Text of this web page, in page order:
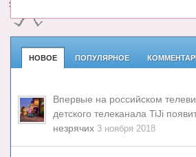
НОВОЕ ПОПУЛЯРНОЕ
Впервые на российском
детского телеканала TiJi
незрячих 3 ноября 2018